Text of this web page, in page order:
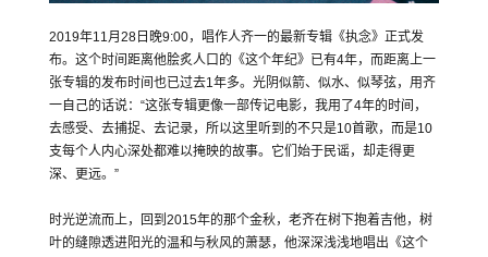
2019年11月28日晚9:00，唱作人齐一的最新专辑《执念》正式发
布。这个时间距离他脍炙人口的《这个年纪》已有4年，而距离上一
张专辑的发布时间也已过去1年多。光阴似箭、似水、似琴弦，用齐
一自己的话说：“这张专辑更像一部传记电影，我用了4年的时间，
去感受、去捕捉、去记录，所以这里听到的不只是10首歌，而是10
支每个人内心深处都难以掩映的故事。它们始于民谣，却走得更
深、更远。”
时光逆流而上，回到2015年的那个金秋，老齐在树下抱着吉他，树
叶的缝隙透进阳光的温和与秋风的萧瑟，他深深浅浅地唱出《这个